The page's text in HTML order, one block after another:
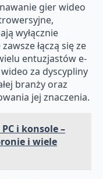
gier wideo
wyłącznie
łączą się ze
entuzjastów e-
za dyscypliny
branży oraz
jej znaczenia.
i konsole –
i wiele